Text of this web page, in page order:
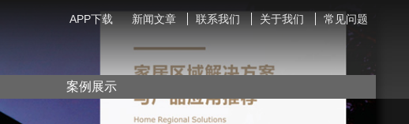
APP下载 新闻文章 联系我们 关于我们 常见问题
案例展示